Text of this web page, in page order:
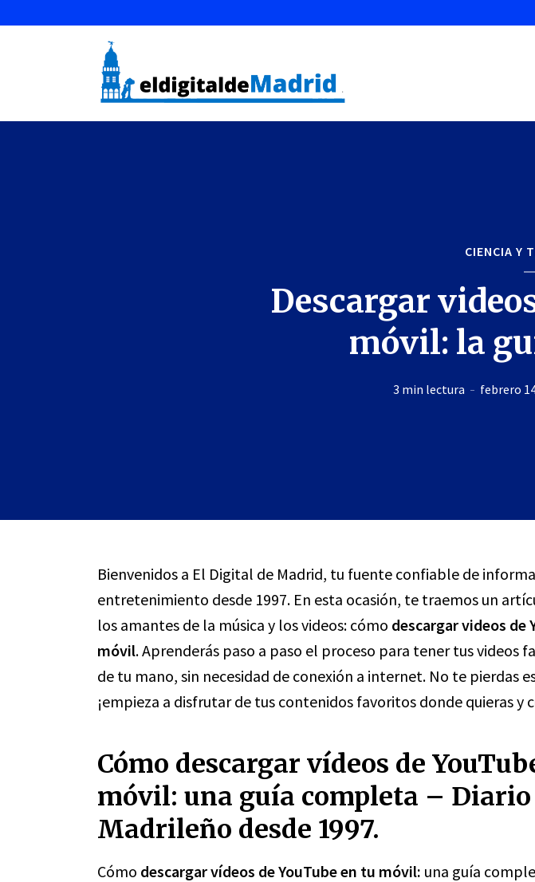
CIENCIA Y
Descargar
móvil: la
3 min lectura febrero
Bienvenidos a El Digital de Madrid, tu fuente confiable de
entretenimiento desde 1997. En esta ocasión, te traemos un
los amantes de la música y los videos: cómo descargar videos de
móvil. Aprenderás paso a paso el proceso para tener tus videos
de tu mano, sin necesidad de conexión a internet. No te pierdas
¡empieza a disfrutar de tus contenidos favoritos donde quieras y
Cómo descargar vídeos de
móvil: una guía completa – Diario
Madrileño desde 1997.
Cómo descargar vídeos de YouTube en tu móvil: una guía